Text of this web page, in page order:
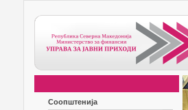
Соопштенија